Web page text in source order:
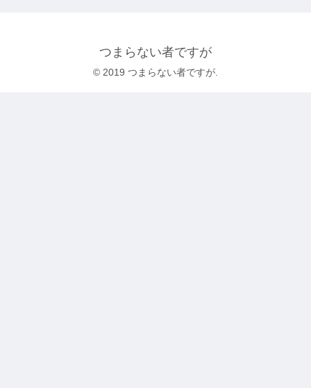
つまらない者ですが
© 2019 つまらない者ですが.